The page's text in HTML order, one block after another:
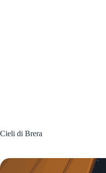
Cieli di Brera